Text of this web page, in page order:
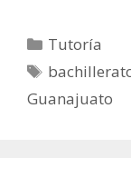
Categorías
Tutoría
Etiquetas
Guanajuato